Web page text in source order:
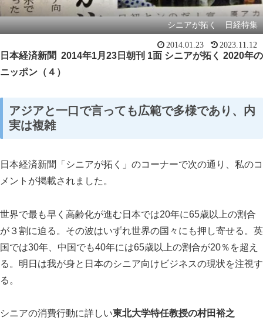
スマート・エイジング シニアビジネス 国際活動
シニアが拓く 日経特集
2014.01.23 2023.11.12
日本経済新聞 2014年1月 23 日朝刊 1面 シニアが拓く 2020年の
ニッポン（４）
アジアと一口で言っても広範で多様であり、内
実は複雑
日本経済新聞「シニアが拓く」のコーナーで次の通り、私のコ
メントが掲載されました。
世界で最も早く高齢化が進む日本では20年に65歳以上の割合
が３割に迫る。その波はいずれ世界の国々にも押し寄せる。英
国では30年、中国でも40年には65歳以上の割合が20％を超え
る。明日は我が身と日本のシニア向けビジネスの現状を注視す
る。
シニアの消費行動に詳しい東北大学特任教授の村田裕之